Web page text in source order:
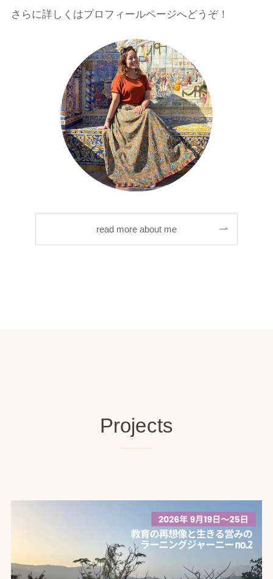
さらに詳しくはプロフィールページへどうぞ！
read more about me
Projects